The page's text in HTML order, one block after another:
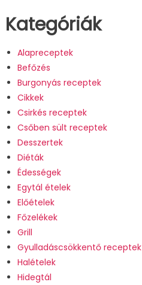
Kategóriák
Alapreceptek
Befőzés
Burgonyás receptek
Cikkek
Csirkés receptek
Csőben sült receptek
Desszertek
Diéták
Édességek
Egytál ételek
Előételek
Főzelékek
Grill
Gyulladáscsökkentő receptek
Halételek
Hidegtál